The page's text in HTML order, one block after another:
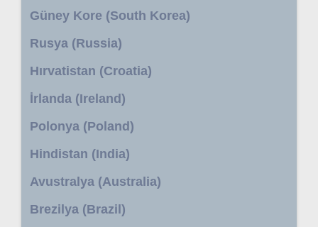
Güney Kore (South Korea)
Rusya (Russia)
Hırvatistan (Croatia)
İrlanda (Ireland)
Polonya (Poland)
Hindistan (India)
Avustralya (Australia)
Brezilya (Brazil)